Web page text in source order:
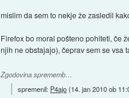
mislim da sem to nekje že zasledil
Firefox bo moral pošteno pohiteti, če
njih ne obstajajo), čeprav sem se vsa
Zgodovina sprememb…
spremenil: P4ajo(14. jan 2010 ob